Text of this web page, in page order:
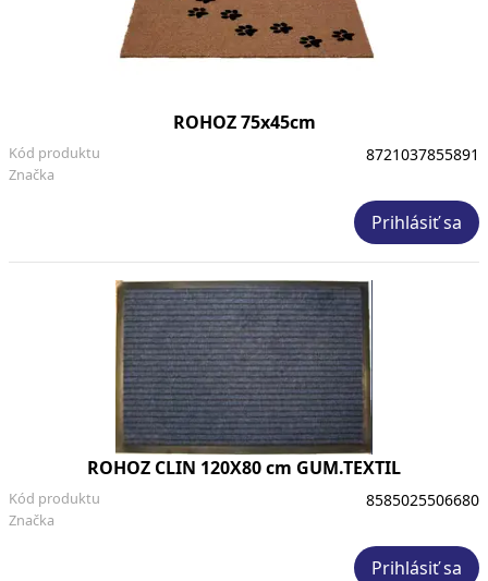
ROHOZ 75x45cm
Značka
Kód produktu 8721037855891
Prihlásiť sa
ROHOZ CLIN 120X80 cm GUM.TEXTIL
Značka
Kód produktu 8585025506680
Prihlásiť sa